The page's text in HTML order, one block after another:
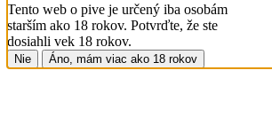
Tento web o pive je určený iba osobám
starším ako 18 rokov. Potvrďte, že ste
dosiahli vek 18 rokov.
Nie Áno, mám viac ako 18 rokov